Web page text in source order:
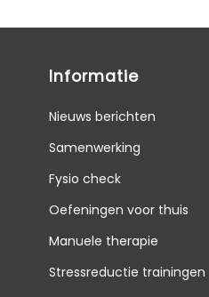
Informatie
Nieuws berichten
Samenwerking
Fysio check
Oefeningen voor thuis
Manuele therapie
Stressreductie trainingen